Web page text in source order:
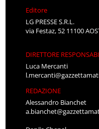
Editore
LG PRESSE S.R.L.
via Festaz, 52 11100
DIRETTORE
Luca Mercanti
REDAZIONE
Alessandro Bianchet